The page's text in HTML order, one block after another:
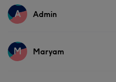
Services
Was unsere Kunden über
A Admin
Services
M Maryam